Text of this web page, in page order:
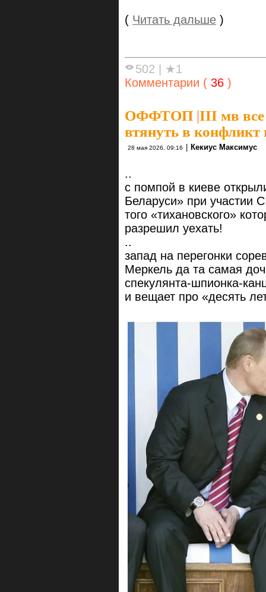
( Читать дальше )
502
★1
Комментарии ( 36 )
ОФФТОП |III мв все
втянуть в
28 мая 2026, 09:16 Кекиус Максимус
..
с помпой в киеве
Беларуси» при участии
того «тихановского»
разрешил уехать!
..
запад на перегонки
Меркель да та самая
спекулянта-шпионка-
и вещает про «десять